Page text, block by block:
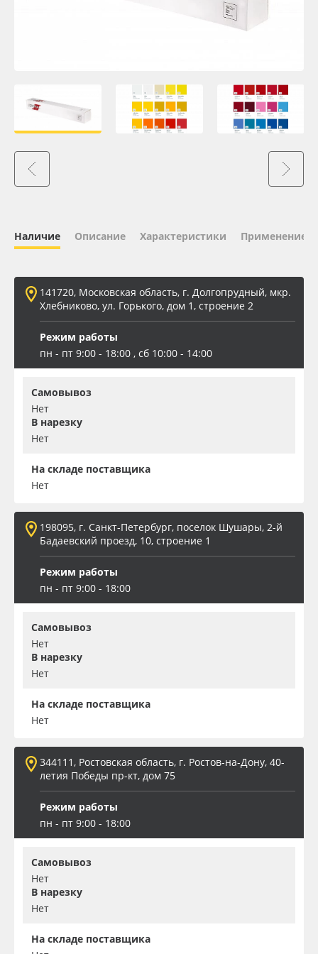
Плёнка монтажная Oratape
ПЭТ листовой
ПЭТ бэклит
Баннер
Заготовки для сувениров
Наличие Описание Характеристики Применение
141720, Московская область, г. Долгопрудный, мкр.
Хлебниково, ул. Горького, дом 1, строение 2
Режим работы
пн - пт 9:00 - 18:00 , сб 10:00 - 14:00
Самовывоз
Нет
В нарезку
Нет
На складе поставщика
Нет
198095, г. Санкт-Петербург, поселок Шушары, 2-й
Бадаевский проезд, 10, строение 1
Режим работы
пн - пт 9:00 - 18:00
Самовывоз
Нет
В нарезку
Нет
На складе поставщика
Нет
344111, Ростовская область, г. Ростов-на-Дону, 40-
летия Победы пр-кт, дом 75
Режим работы
пн - пт 9:00 - 18:00
Самовывоз
Нет
В нарезку
Нет
На складе поставщика